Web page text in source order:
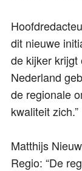
dit nieuwe
de kijker krijgt
Nederland
de regionale
kwaliteit zich.”
Matthijs
Regio: “De